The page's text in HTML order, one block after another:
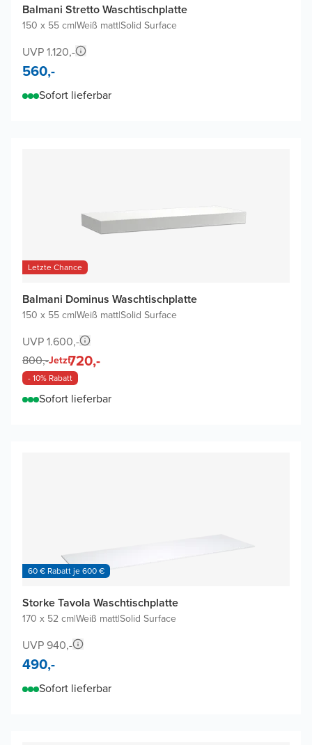
Balmani Stretto Waschtischplatte
150 x 55 cm|Weiß matt|Solid Surface
UVP 1.120,-
560,-
Sofort lieferbar
Letzte Chance
Balmani Dominus Waschtischplatte
150 x 55 cm|Weiß matt|Solid Surface
UVP 1.600,-
800,-Jetzt720,-
- 10% Rabatt
Sofort lieferbar
60 € Rabatt je 600 €
Storke Tavola Waschtischplatte
170 x 52 cm|Weiß matt|Solid Surface
UVP 940,-
490,-
Sofort lieferbar